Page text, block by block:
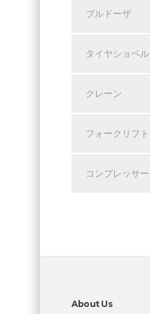
ブルドーザ
タイヤショベル
クレーン
フォークリフト
コンプレッサー
About Us